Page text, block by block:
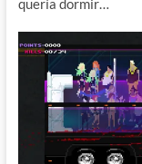
quería dormir…